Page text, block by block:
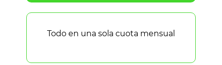
Todo en una sola cuota mensual